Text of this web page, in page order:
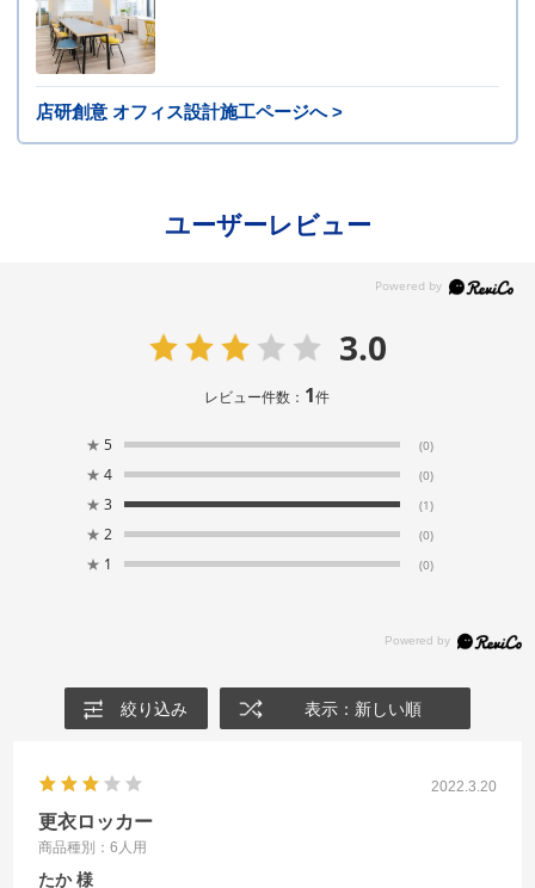
店研創意 オフィス設計施工ページへ >
ユーザーレビュー
3.0
レビュー件数： 1件
★ 5 (0)
★ 4 (0)
★ 3 (1)
★ 2 (0)
★ 1 (0)
絞り込み 表示：新しい順
2022.3.20
更衣ロッカー
商品種別：6人用
たか